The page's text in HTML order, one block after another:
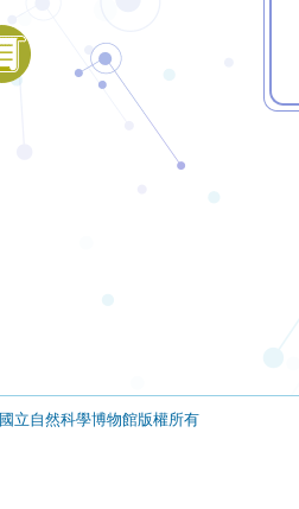
國立自然科學博物館版權所有